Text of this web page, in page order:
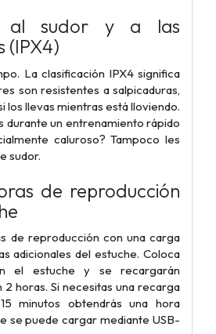
al sudor y a las
(IPX4)
La clasificación IPX4 significa
son resistentes a salpicaduras,
los llevas mientras está lloviendo.
durante un entrenamiento rápido
caluroso? Tampoco les
sudor.
de reproducción
de reproducción con una carga
adicionales del estuche. Coloca
el estuche y se recargarán
horas. Si necesitas una recarga
minutos obtendrás una hora
se puede cargar mediante USB-